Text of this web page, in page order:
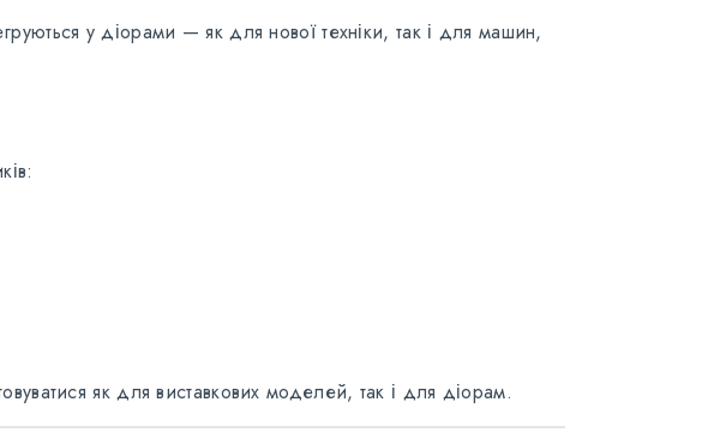
у діорами — як для нової техніки, так і для машин,
як для виставкових моделей, так і для діорам.